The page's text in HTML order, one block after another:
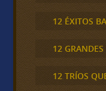
12 ÉXITOS
12 GRANDES
12 TRÍOS